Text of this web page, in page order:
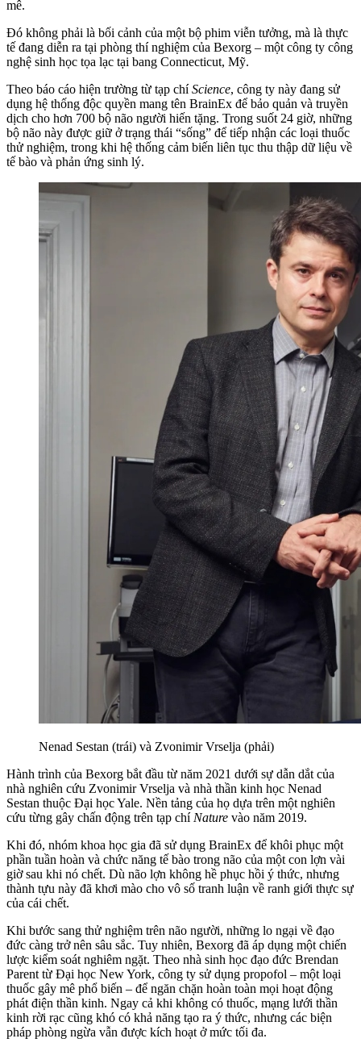
mê.
Đó không phải là bối cảnh của một bộ phim viễn tưởng, mà là thực
tế đang diễn ra tại phòng thí nghiệm của Bexorg – một công ty công
nghệ sinh học tọa lạc tại bang Connecticut, Mỹ.
Theo báo cáo hiện trường từ tạp chíScience, công ty này đang sử
dụng hệ thống độc quyền mang tên BrainEx để bảo quản và truyền
dịch cho hơn 700 bộ não người hiến tặng. Trong suốt 24 giờ, những
bộ não này được giữ ở trạng thái “sống” để tiếp nhận các loại thuốc
thử nghiệm, trong khi hệ thống cảm biến liên tục thu thập dữ liệu về
tế bào và phản ứng sinh lý.
Nenad Sestan (trái) và Zvonimir Vrselja (phải)
Hành trình của Bexorg bắt đầu từ năm 2021 dưới sự dẫn dắt của
nhà nghiên cứu Zvonimir Vrselja và nhà thần kinh học Nenad
Sestan thuộc Đại học Yale. Nền tảng của họ dựa trên một nghiên
cứu từng gây chấn động trên tạp chí Nature vào năm 2019.
Khi đó, nhóm khoa học gia đã sử dụng BrainEx để khôi phục một
phần tuần hoàn và chức năng tế bào trong não của một con lợn vài
giờ sau khi nó chết. Dù não lợn không hề phục hồi ý thức, nhưng
thành tựu này đã khơi mào cho vô số tranh luận về ranh giới thực sự
của cái chết.
Khi bước sang thử nghiệm trên não người, những lo ngại về đạo
đức càng trở nên sâu sắc. Tuy nhiên, Bexorg đã áp dụng một chiến
lược kiểm soát nghiêm ngặt. Theo nhà sinh học đạo đức Brendan
Parent từ Đại học New York, công ty sử dụng propofol – một loại
thuốc gây mê phổ biến – để ngăn chặn hoàn toàn mọi hoạt động
phát điện thần kinh. Ngay cả khi không có thuốc, mạng lưới thần
kinh rời rạc cũng khó có khả năng tạo ra ý thức, nhưng các biện
pháp phòng ngừa vẫn được kích hoạt ở mức tối đa.